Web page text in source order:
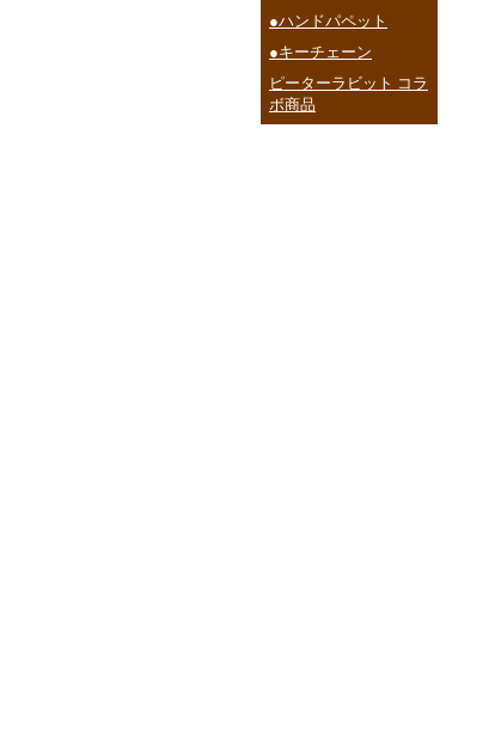
●ハンドパペット
●キーチェーン
ピーターラビット コラ
ボ商品